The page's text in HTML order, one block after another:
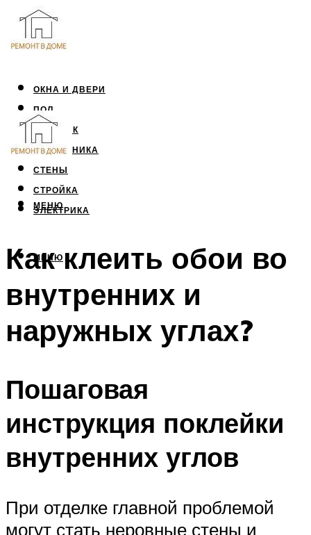
ОКНА И ДВЕРИ
ПОЛ
ПОТОЛОК
САНТЕХНИКА
СТЕНЫ
СТРОЙКА
ЭЛЕКТРИКА
МЕНЮ
МЕНЮ
Как клеить обои во
внутренних и
наружных углах?
Пошаговая
инструкция поклейки
внутренних углов
При отделке главной проблемой
могут стать неровные стены и